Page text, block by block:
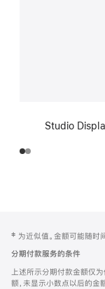
Studio
页
页
脚
注
‡ 为近似值。金额可能随时
分期付款服务的条件
上述所示分期付款金额仅
额，未显示小数点以后的金